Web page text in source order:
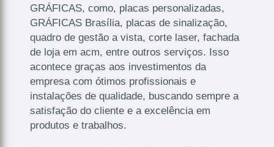
GRÁFICAS, como, placas personalizadas,
GRÁFICAS Brasília, placas de sinalização,
quadro de gestão a vista, corte laser, fachada
de loja em acm, entre outros serviços. Isso
acontece graças aos investimentos da
empresa com ótimos profissionais e
instalações de qualidade, buscando sempre a
satisfação do cliente e a excelência em
produtos e trabalhos.